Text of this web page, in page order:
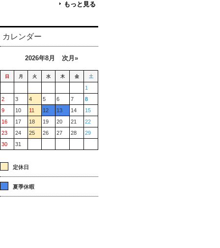
もっと見る
カレンダー
2026年8月 次月»
日 月 火 水 木 金 土
1
2
3 4 5 6 7
8
9
10 11 12 13 14
15
16
17 18 19 20 21
22
23
24 25 26 27 28
29
30
31
定休日
夏季休暇